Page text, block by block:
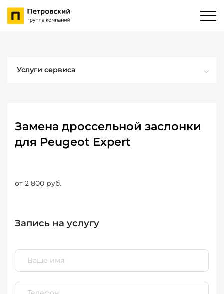
Услуги сервиса
Замена дроссельной заслонки
для Peugeot Expert
от 2 800 руб.
Запись на услугу